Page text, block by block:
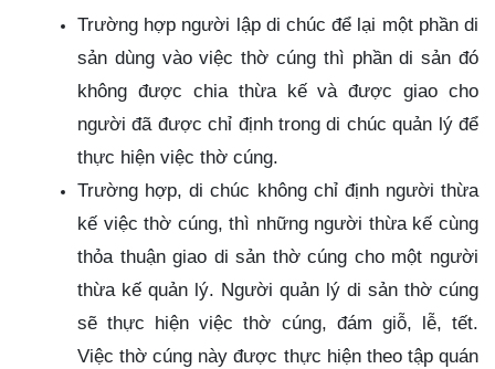
Trường hợp người lập di chúc để lại một phần di
sản dùng vào việc thờ cúng thì phần di sản đó
không được chia thừa kế và được giao cho
người đã được chỉ định trong di chúc quản lý để
thực hiện việc thờ cúng.
Trường hợp, di chúc không chỉ định người thừa
kế việc thờ cúng, thì những người thừa kế cùng
thỏa thuận giao di sản thờ cúng cho một người
thừa kế quản lý. Người quản lý di sản thờ cúng
sẽ thực hiện việc thờ cúng, đám giỗ, lễ, tết.
Việc thờ cúng này được thực hiện theo tập quán